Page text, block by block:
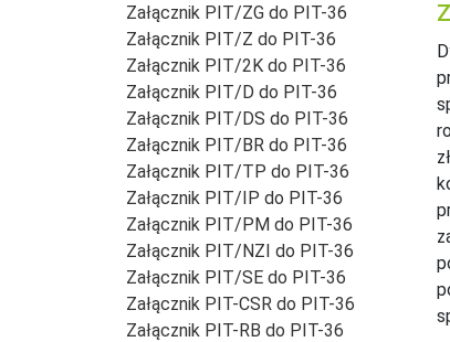
Załącznik PIT/ZG do PIT-36
Załącznik PIT/Z do PIT-36
Załącznik PIT/2K do PIT-36
Załącznik PIT/D do PIT-36
Załącznik PIT/DS do PIT-36
Załącznik PIT/BR do PIT-36
Załącznik PIT/TP do PIT-36
Załącznik PIT/IP do PIT-36
Załącznik PIT/PM do PIT-36
Załącznik PIT/NZI do PIT-36
Załącznik PIT/SE do PIT-36
Załącznik PIT-CSR do PIT-36
Załącznik PIT-RB do PIT-36